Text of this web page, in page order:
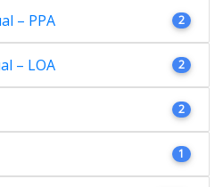
– PPA 2
– LOA 2
2
1